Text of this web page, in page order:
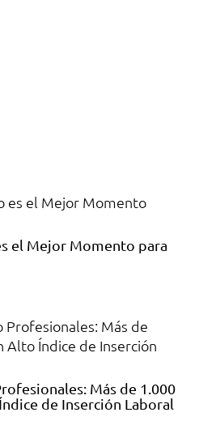
el Mejor Momento para
Más de 1.000
de Inserción Laboral